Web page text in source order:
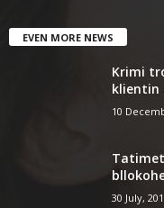
EVEN MORE NEWS
Krimi
klientin
10
30 July,